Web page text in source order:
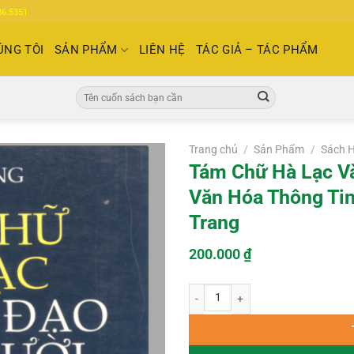
TÔI SẢN PHẨM LIÊN HỆ TÁC GIẢ – TÁC PHẨM
Tìm
kiếm:
Trang chủ / Sản Phẩm / Sách
Tám Chữ Hà Lạc
Văn Hóa Thông
Trang
200.000₫